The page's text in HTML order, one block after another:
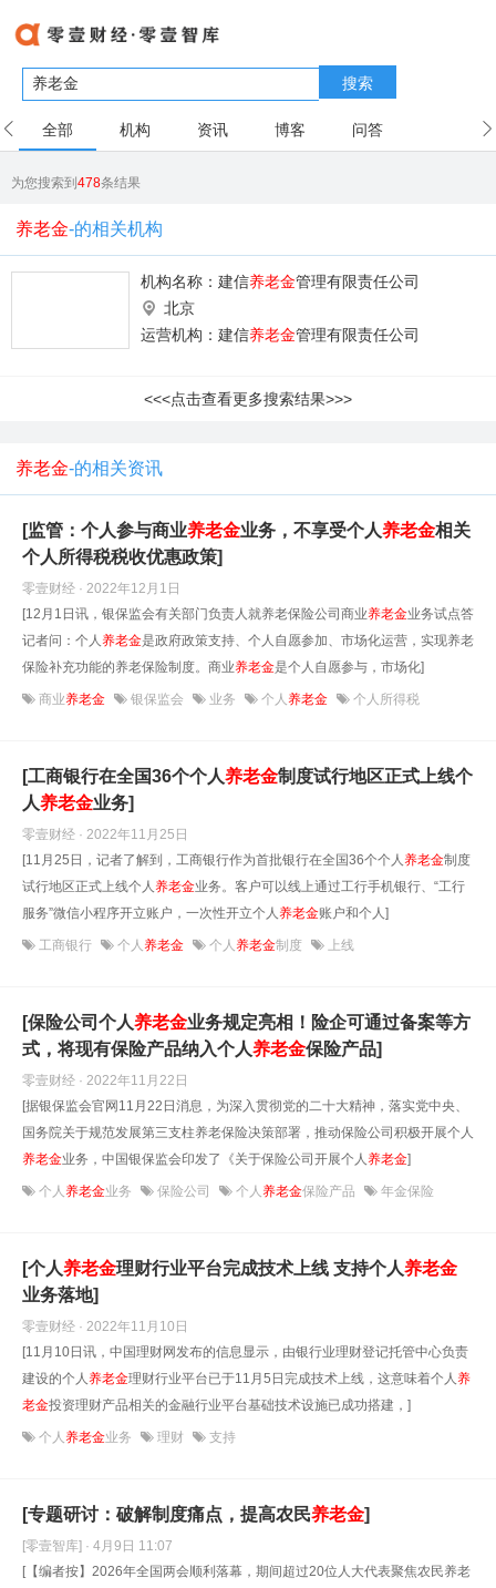
搜索
全部 机构 资讯 博客 问答
为您搜索到478条结果
养老金-的相关机构
机构名称： 建信养老金管理有限责任公司
北京
运营机构：建信养老金管理有限责任公司
<<<点击查看更多搜索结果>>>
养老金-的相关资讯
[监管：个人参与商业养老金业务，不享受个人养老金相关
个人所得税税收优惠政策]
零壹财经 · 2022年12月1日
[12月1日讯，银保监会有关部门负责人就养老保险公司商业养老金业务试点答
记者问：个人养老金是政府政策支持、个人自愿参加、市场化运营，实现养老
保险补充功能的养老保险制度。商业养老金是个人自愿参与，市场化]
商业养老金 银保监会 业务 个人养老金 个人所得税
[工商银行在全国36个个人养老金制度试行地区正式上线个
人养老金业务]
零壹财经 · 2022年11月25日
[11月25日，记者了解到，工商银行作为首批银行在全国36个个人养老金制度
试行地区正式上线个人养老金业务。客户可以线上通过工行手机银行、“工行
服务”微信小程序开立账户，一次性开立个人养老金账户和个人]
工商银行 个人养老金 个人养老金制度 上线
[保险公司个人养老金业务规定亮相！险企可通过备案等方
式，将现有保险产品纳入个人养老金保险产品]
零壹财经 · 2022年11月22日
[据银保监会官网11月22日消息，为深入贯彻党的二十大精神，落实党中央、
国务院关于规范发展第三支柱养老保险决策部署，推动保险公司积极开展个人
养老金业务，中国银保监会印发了《关于保险公司开展个人养老金]
个人养老金业务 保险公司 个人养老金保险产品 年金保险
[个人养老金理财行业平台完成技术上线 支持个人养老金
业务落地]
零壹财经 · 2022年11月10日
[11月10日讯，中国理财网发布的信息显示，由银行业理财登记托管中心负责
建设的个人养老金理财行业平台已于11月5日完成技术上线，这意味着个人养
老金投资理财产品相关的金融行业平台基础技术设施已成功搭建，]
个人养老金业务 理财 支持
[专题研讨：破解制度痛点，提高农民养老金]
[零壹智库] · 4月9日 11:07
[【编者按】2026年全国两会顺利落幕，期间超过20位人大代表聚焦农民养老